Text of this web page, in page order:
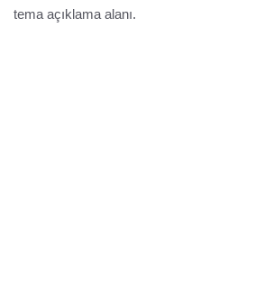
tema açıklama alanı.